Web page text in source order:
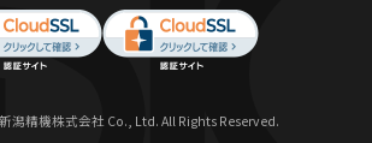
潟精機株式会社 Co., Ltd. All Rights Reserved.